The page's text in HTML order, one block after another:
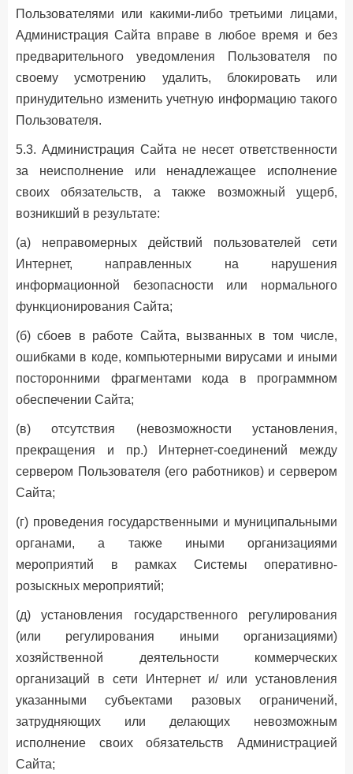
Пользователями или какими-либо третьими лицами,
Администрация Сайта вправе в любое время и без
предварительного уведомления Пользователя по
своему усмотрению удалить, блокировать или
принудительно изменить учетную информацию такого
Пользователя.
5.3. Администрация Сайта не несет ответственности
за неисполнение или ненадлежащее исполнение
своих обязательств, а также возможный ущерб,
возникший в результате:
(а) неправомерных действий пользователей сети
Интернет, направленных на нарушения
информационной безопасности или нормального
функционирования Сайта;
(б) сбоев в работе Сайта, вызванных в том числе,
ошибками в коде, компьютерными вирусами и иными
посторонними фрагментами кода в программном
обеспечении Сайта;
(в) отсутствия (невозможности установления,
прекращения и пр.) Интернет-соединений между
сервером Пользователя (его работников) и сервером
Сайта;
(г) проведения государственными и муниципальными
органами, а также иными организациями
мероприятий в рамках Системы оперативно-
розыскных мероприятий;
(д) установления государственного регулирования
(или регулирования иными организациями)
хозяйственной деятельности коммерческих
организаций в сети Интернет и/ или установления
указанными субъектами разовых ограничений,
затрудняющих или делающих невозможным
исполнение своих обязательств Администрацией
Сайта;